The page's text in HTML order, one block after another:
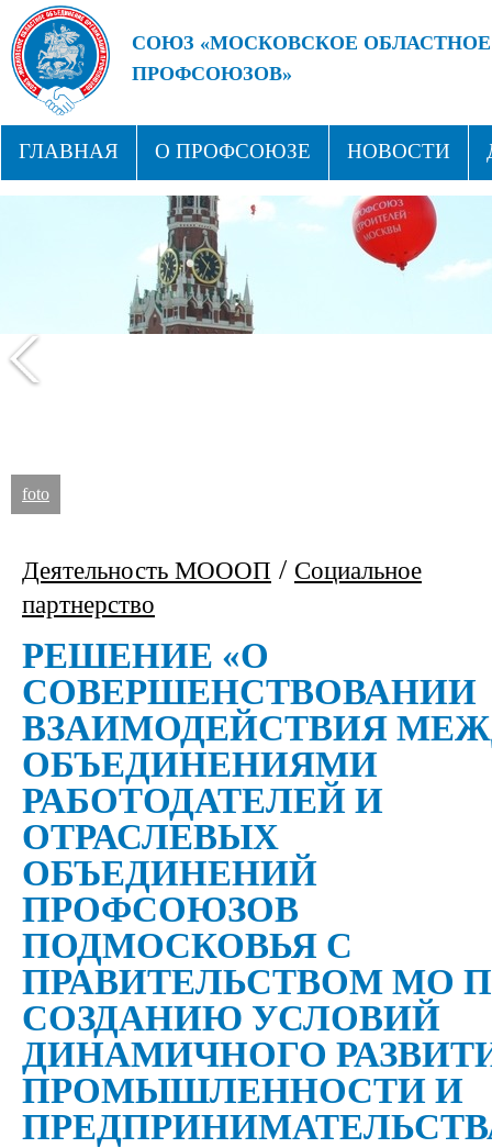
СОЮЗ «МОСКОВСКОЕ
ПРОФСОЮЗОВ»
ГЛАВНАЯ О ПРОФСОЮЗЕ НОВОСТИ
ПРОФСОЮЗНЫЕ ЗДРАВНИЦЫ
foto
Деятельность МОООП / Социальное
партнерство
РЕШЕНИЕ «О
СОВЕРШЕНСТВОВАНИИ
ВЗАИМОДЕЙСТВИЯ
ОБЪЕДИНЕНИЯМИ
РАБОТОДАТЕЛЕЙ И
ОТРАСЛЕВЫХ
ОБЪЕДИНЕНИЙ
ПРОФСОЮЗОВ
ПОДМОСКОВЬЯ С
ПРАВИТЕЛЬСТВОМ МО
СОЗДАНИЮ УСЛОВИЙ
ДИНАМИЧНОГО
ПРОМЫШЛЕННОСТИ И